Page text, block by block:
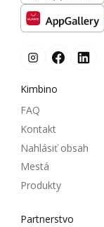
Kimbino
FAQ
Kontakt
Nahlásiť obsah
Mestá
Produkty
Partnerstvo